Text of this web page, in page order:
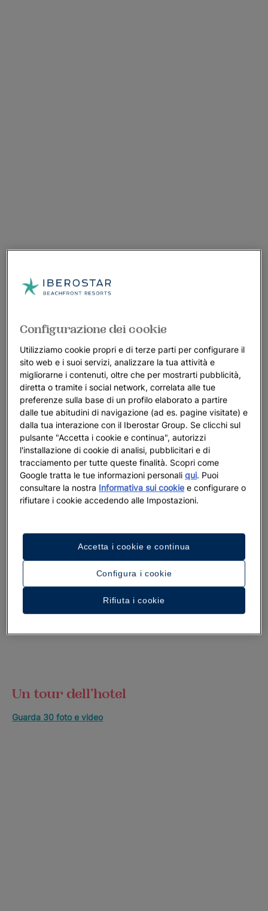
Un tour dell’hotel
Guarda 30 foto e video
Configurazione dei cookie
Utilizziamo cookie propri e di terze parti per configurare il
sito web e i suoi servizi, analizzare la tua attività e
migliorarne i contenuti, oltre che per mostrarti pubblicità,
diretta o tramite i social network, correlata alle tue
preferenze sulla base di un profilo elaborato a partire
dalle tue abitudini di navigazione (ad es. pagine visitate) e
dalla tua interazione con il Iberostar Group. Se clicchi sul
pulsante "Accetta i cookie e continua", autorizzi
l'installazione di cookie di analisi, pubblicitari e di
tracciamento per tutte queste finalità. Scopri come
Google tratta le tue informazioni personaliqui. Puoi
consultare la nostra Informativa sui cookie e configurare o
rifiutare i cookie accedendo alle Impostazioni.
Configura i cookie
Rifiuta i cookie
Accetta i cookie e continua